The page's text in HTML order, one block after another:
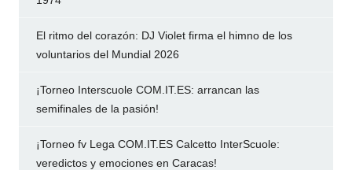
El ritmo del corazón: DJ Violet firma el himno de los
voluntarios del Mundial 2026
¡Torneo Interscuole COM.IT.ES: arrancan las
semifinales de la pasión!
¡Torneo fv Lega COM.IT.ES Calcetto InterScuole:
veredictos y emociones en Caracas!